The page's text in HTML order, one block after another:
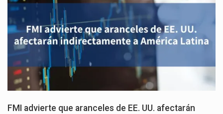
FMI advierte que aranceles de EE. UU. afectarán